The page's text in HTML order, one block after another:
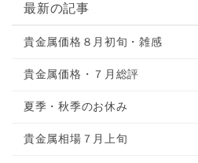
最新の記事
貴金属価格８月初旬・雑感
貴金属価格・７月総評
夏季・秋季のお休み
貴金属相場７月上旬